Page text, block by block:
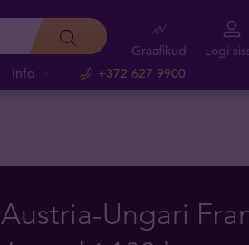
Info +372 627 9900
Graafikud Logi
Austria-Ungari